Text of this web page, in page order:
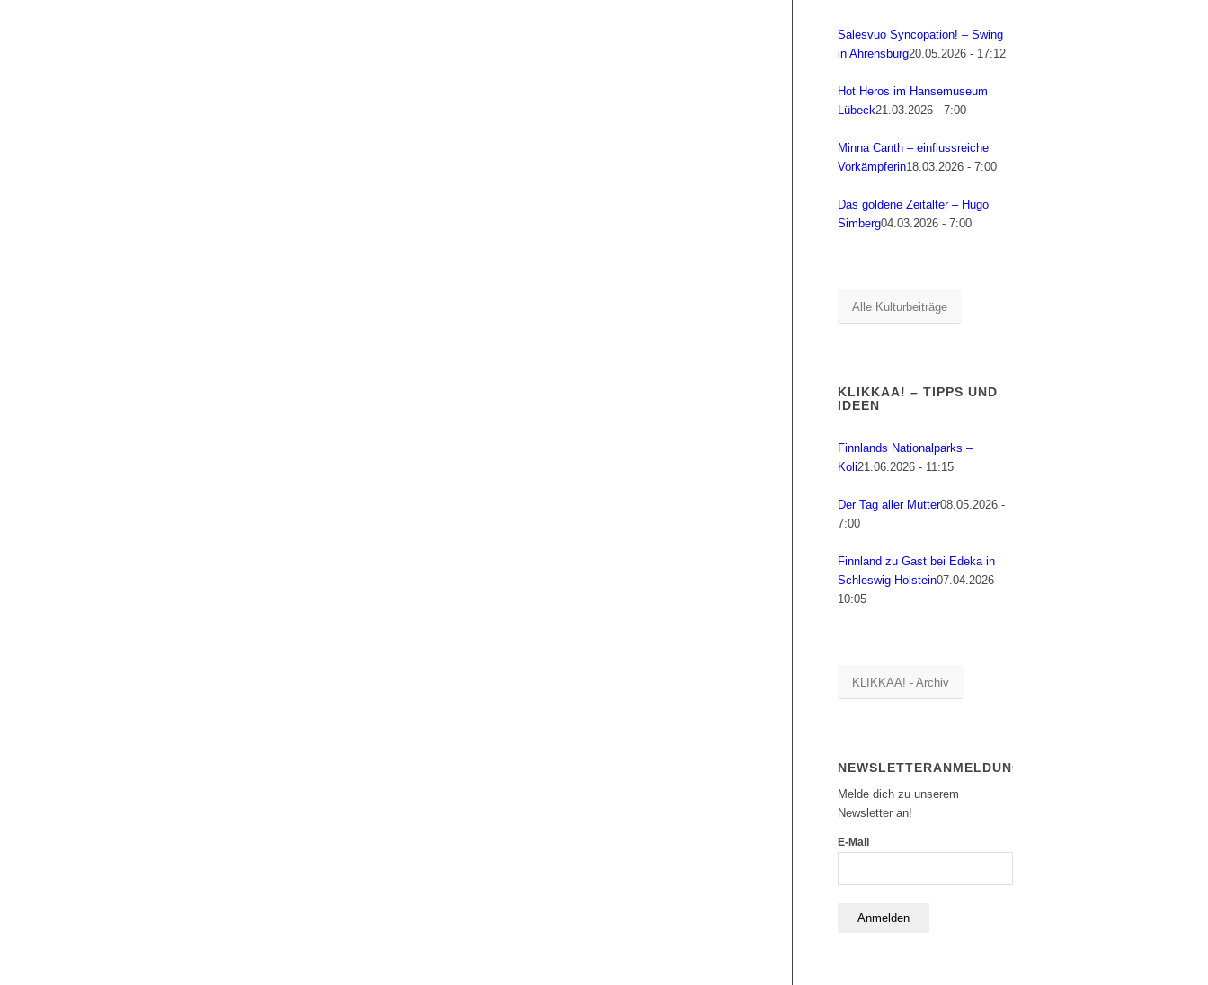
Salesvuo Syncopation! – Swing
in Ahrensburg20.05.2026 - 17:12
Hot Heros im Hansemuseum
Lübeck21.03.2026 - 7:00
Minna Canth – einflussreiche
Vorkämpferin18.03.2026 - 7:00
Das goldene Zeitalter – Hugo
Simberg04.03.2026 - 7:00
Alle Kulturbeiträge
KLIKKAA! – TIPPS UND
IDEEN
Finnlands Nationalparks –
Koli21.06.2026 - 11:15
Der Tag aller Mütter08.05.2026 -
7:00
Finnland zu Gast bei Edeka in
Schleswig-Holstein07.04.2026 -
10:05
KLIKKAA! - Archiv
NEWSLETTERANMELDUNG
Melde dich zu unserem
Newsletter an!
E-Mail
Anmelden